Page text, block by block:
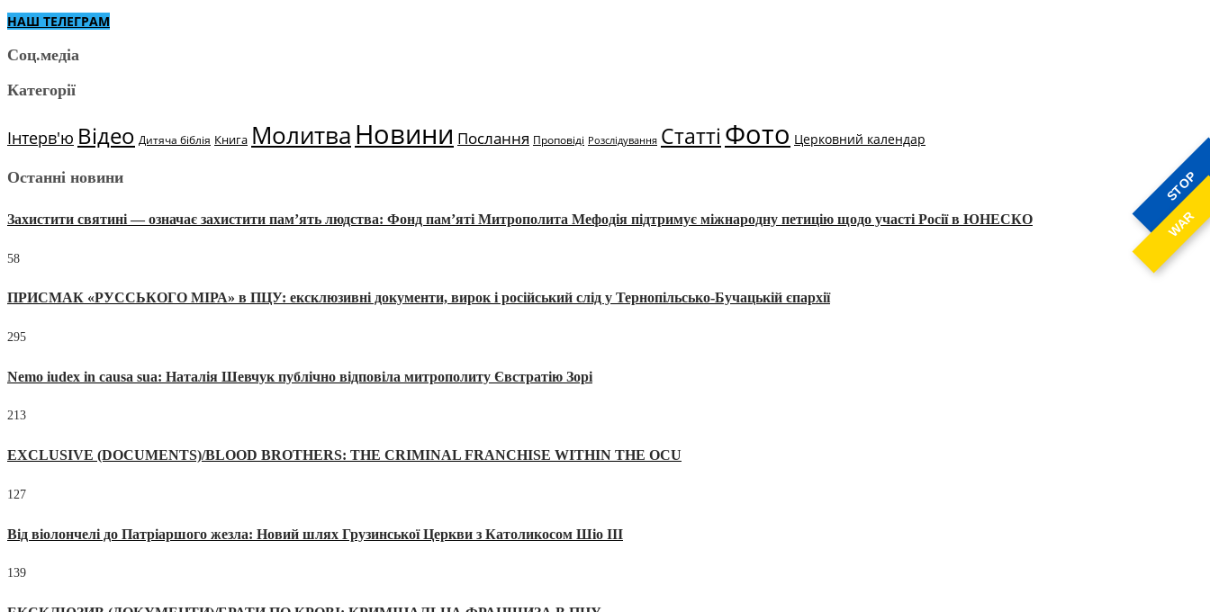
STOP
WAR
НАШ ТЕЛЕГРАМ
Соц.медіа
Категорії
Інтерв'ю Відео Дитяча біблія Книга МолитваНовини Послання Проповіді Розслідування Статті Фото Церковний календар
Останні новини
Захистити святині — означає захистити пам’ять людства: Фонд пам’яті Митрополита Мефодія підтримує міжнародну петицію щодо участі Росії в ЮНЕСКО
58
ПРИСМАК «РУССЬКОГО МІРА» в ПЦУ: ексклюзивні документи, вирок і російський слід у Тернопільсько-Бучацькій єпархії
295
Nemo iudex in causa sua: Наталія Шевчук публічно відповіла митрополиту Євстратію Зорі
213
EXCLUSIVE (DOCUMENTS)/BLOOD BROTHERS: THE CRIMINAL FRANCHISE WITHIN THE OCU
127
Від віолончелі до Патріаршого жезла: Новий шлях Грузинської Церкви з Католикосом Шіо III
139